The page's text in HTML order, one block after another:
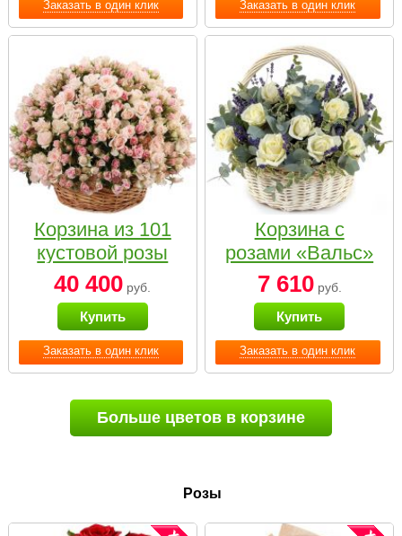
Заказать в один клик Заказать в один клик
Заказать в один клик
Корзина из 101
кустовой розы
нежных тонов
40 400 руб.
Купить
Заказать в один клик
Корзина с
розами «Вальс»
7 610руб.
Купить
Больше цветов в корзине
Розы